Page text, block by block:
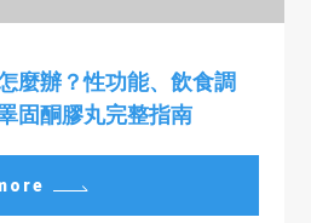
麼辦？性功能、飲食調
固酮膠丸完整指南